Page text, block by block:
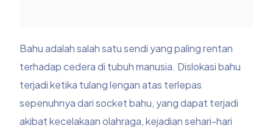
Bahu adalah salah satu sendi yang paling rentan
terhadap cedera di tubuh manusia. Dislokasi bahu
terjadi ketika tulang lengan atas terlepas
sepenuhnya dari socket bahu, yang dapat terjadi
akibat kecelakaan olahraga, kejadian sehari-hari